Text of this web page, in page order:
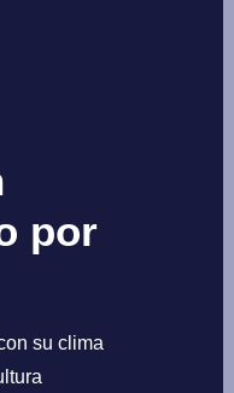
por
su clima